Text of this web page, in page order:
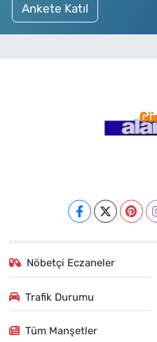
Ankete Katıl
Nöbetçi Eczaneler
Trafik Durumu
Tüm Manşetler